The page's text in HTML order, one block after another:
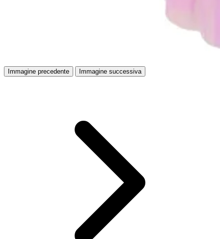
Immagine precedente Immagine successiva